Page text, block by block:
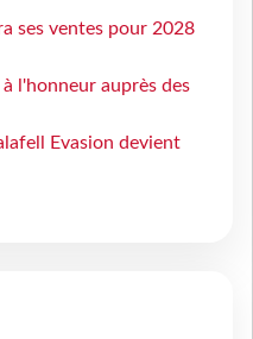
ses ventes pour 2028
l'honneur auprès des
Evasion devient